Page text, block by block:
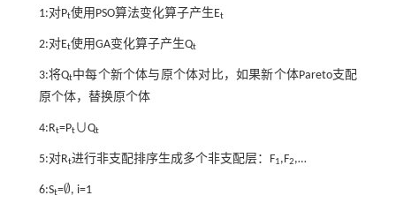
1:对Pt使用PSO算法变化算子产生Et
2:对Et使用GA变化算子产生Qt
3:将Qt中每个新个体与原个体对比，如果新个体Pareto支配
原个体，替换原个体
4:Rt=Pt∪Qt
5:对Rt进行非支配排序生成多个非支配层：F1,F2,…
6:St=∅
∅, i=1